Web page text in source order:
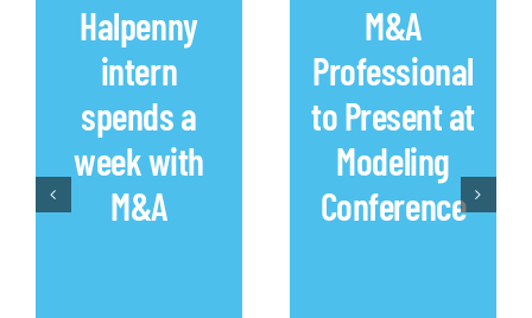
Halpenny
intern
spends a
week with
M&A
M&A
Professional
to Present at
Modeling
Conference